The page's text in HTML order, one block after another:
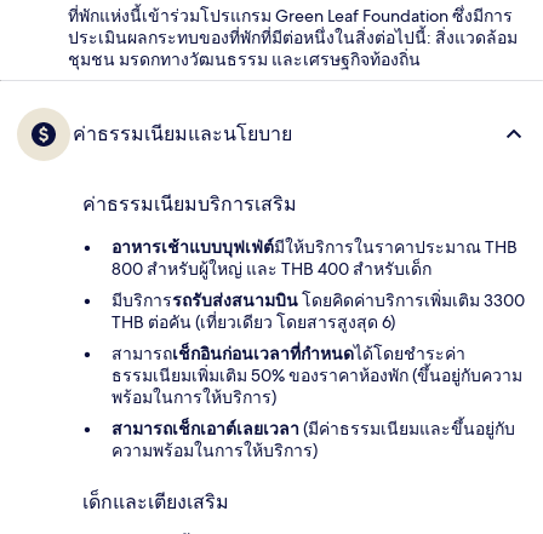
ที่พักแห่งนี้เข้าร่วมโปรแกรม Green Leaf Foundation ซึ่งมีการ
ประเมินผลกระทบของที่พักที่มีต่อหนึ่งในสิ่งต่อไปนี้: สิ่งแวดล้อม
ชุมชน มรดกทางวัฒนธรรม และเศรษฐกิจท้องถิ่น
ค่าธรรมเนียมและนโยบาย
ค่าธรรมเนียมบริการเสริม
อาหารเช้าแบบบุฟเฟ่ต์มีให้บริการในราคาประมาณ THB
800 สำหรับผู้ใหญ่ และ THB 400 สำหรับเด็ก
มีบริการรถรับส่งสนามบินโดยคิดค่าบริการเพิ่มเติม 3300
THB ต่อคัน (เที่ยวเดียว โดยสารสูงสุด 6)
สามารถเช็กอินก่อนเวลาที่กำหนดได้โดยชำระค่า
ธรรมเนียมเพิ่มเติม 50% ของราคาห้องพัก (ขึ้นอยู่กับความ
พร้อมในการให้บริการ)
สามารถเช็กเอาต์เลยเวลา (มีค่าธรรมเนียมและขึ้นอยู่กับ
ความพร้อมในการให้บริการ)
เด็กและเตียงเสริม